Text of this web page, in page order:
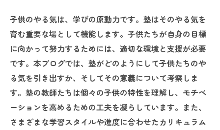
子供のやる気は、学びの原動力です。塾はそのやる気を
育む重要な場として機能します。子供たちが自身の目標
に向かって努力するためには、適切な環境と支援が必要
です。本ブログでは、塾がどのようにして子供たちのや
る気を引き出すか、そしてその意義について考察しま
す。塾の教師たちは個々の子供の特性を理解し、モチベ
ーションを高めるための工夫を凝らしています。また、
さまざまな学習スタイルや進度に合わせたカリキュラム